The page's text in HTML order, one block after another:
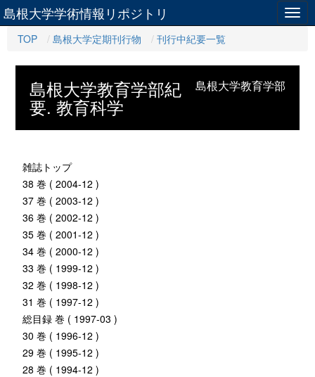
島根大学学術情報リポジトリ
TOP 島根大学定期刊行物 刊行中紀要一覧
島根大学教育学部
島根大学教育学部紀
要. 教育科学
雑誌トップ
38 巻 ( 2004-12 )
37 巻 ( 2003-12 )
36 巻 ( 2002-12 )
35 巻 ( 2001-12 )
34 巻 ( 2000-12 )
33 巻 ( 1999-12 )
32 巻 ( 1998-12 )
31 巻 ( 1997-12 )
総目録 巻 ( 1997-03 )
30 巻 ( 1996-12 )
29 巻 ( 1995-12 )
28 巻 ( 1994-12 )